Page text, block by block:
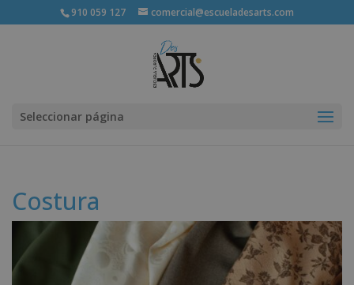
910 059 127 comercial@escueladesarts.com
Seleccionar página
Costura